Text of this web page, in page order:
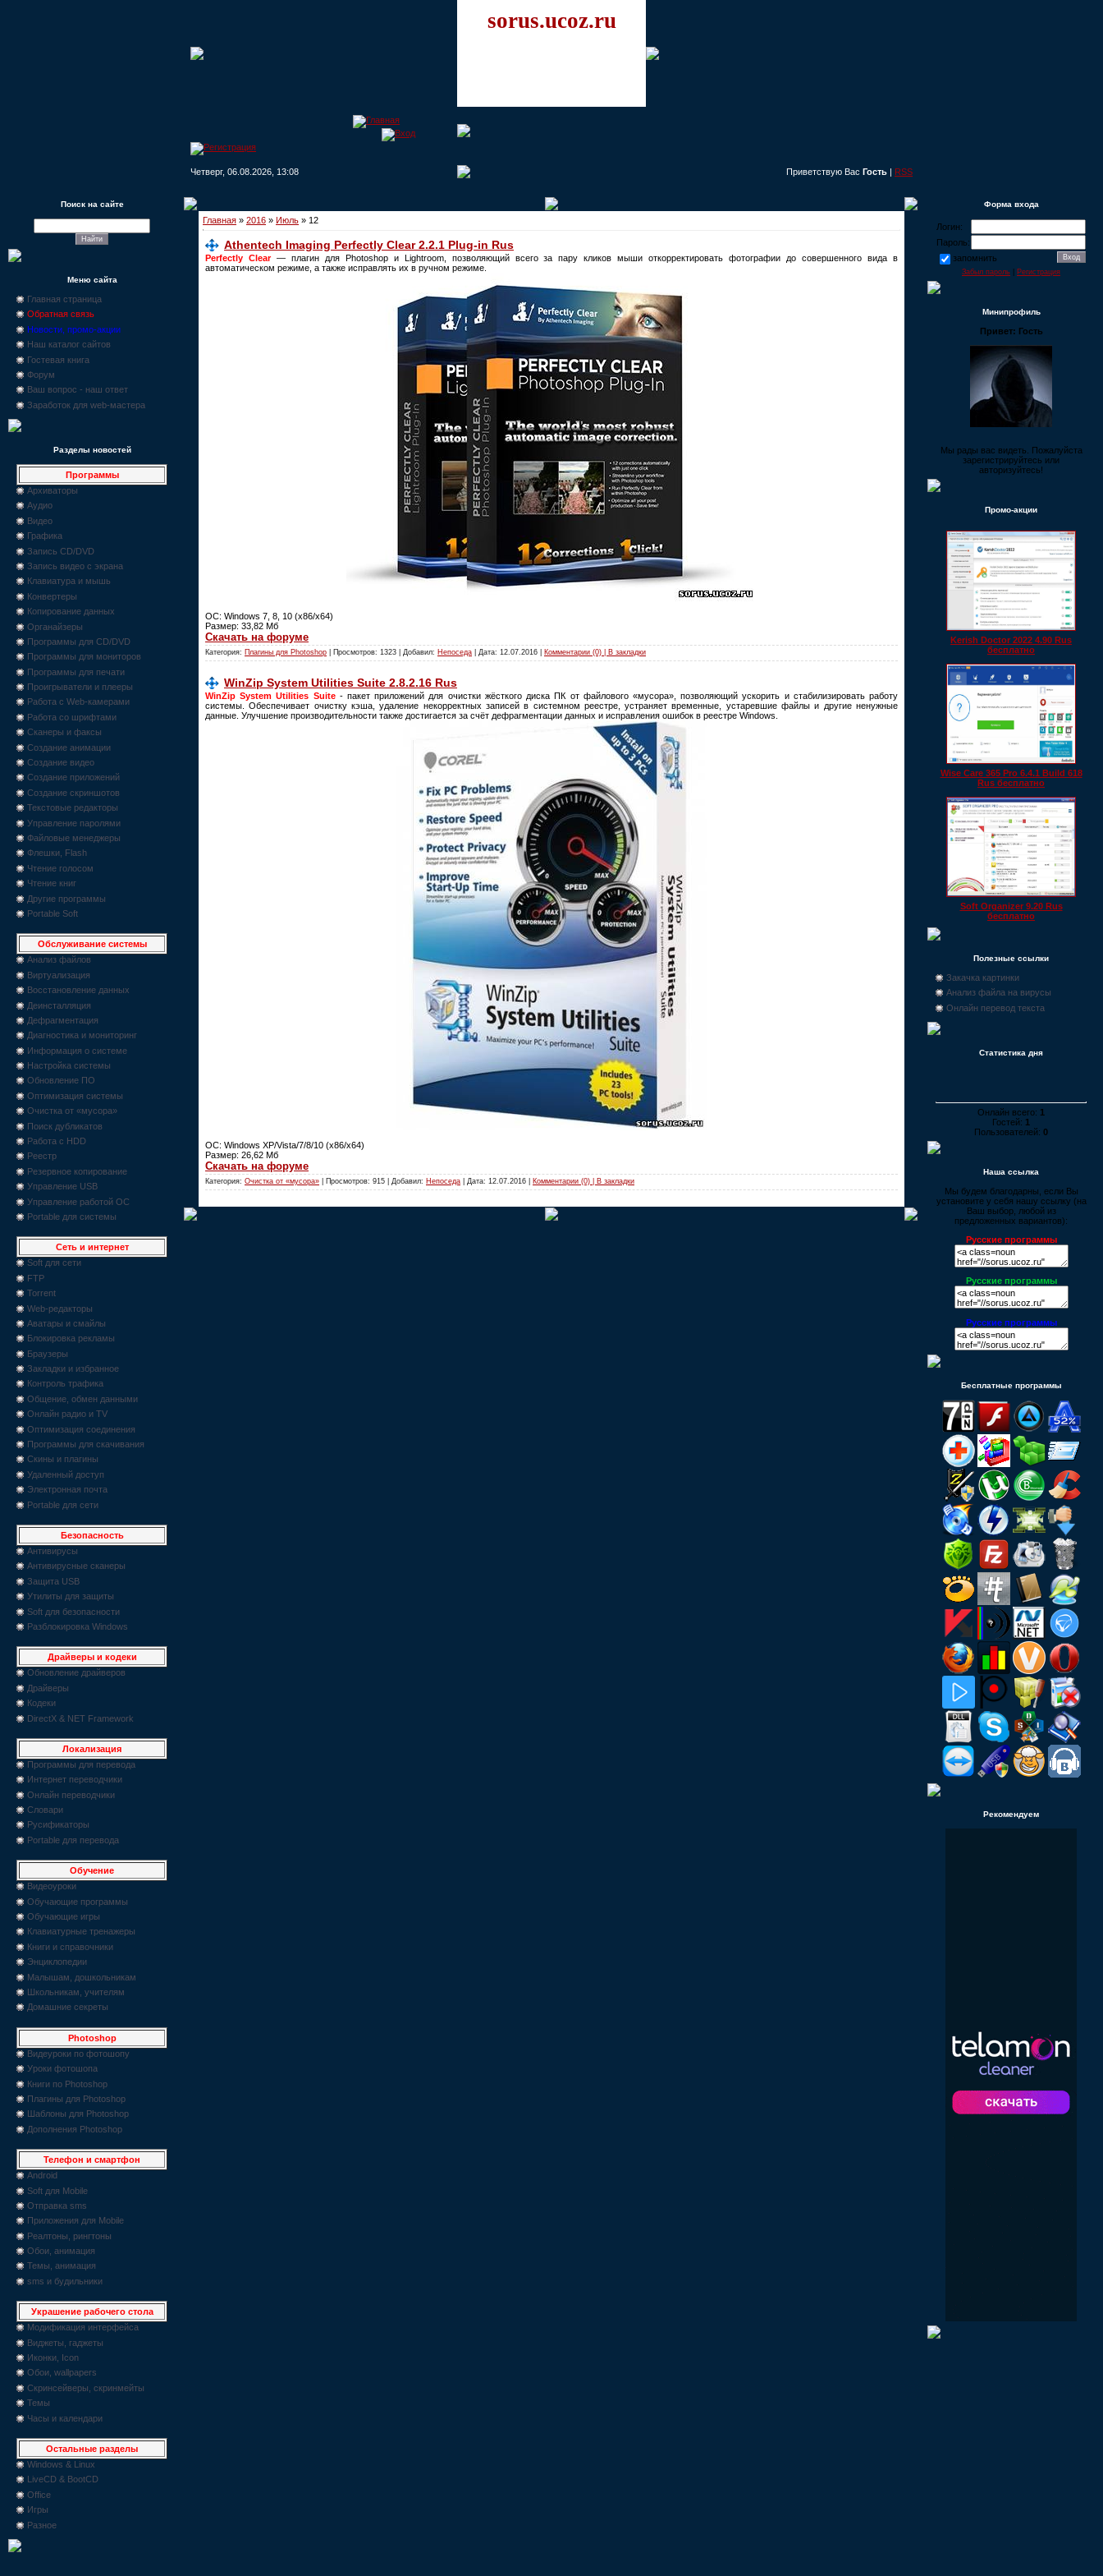
sorus.ucoz.ru
Четверг, 06.08.2026, 13:08 Приветствую Вас Гость | RSS
Поиск на сайте
Меню сайта
Главная страница
Обратная связь
Новости, промо-акции
Наш каталог сайтов
Гостевая книга
Форум
Ваш вопрос - наш ответ
Заработок для web-мастера
Разделы новостей
Программы
Архиваторы
Аудио
Видео
Графика
Запись CD/DVD
Запись видео с экрана
Клавиатура и мышь
Конвертеры
Копирование данных
Органайзеры
Программы для CD/DVD
Программы для мониторов
Программы для печати
Проигрыватели и плееры
Работа с Web-камерами
Работа со шрифтами
Сканеры и факсы
Создание анимации
Создание видео
Создание приложений
Создание скриншотов
Текстовые редакторы
Управление паролями
Файловые менеджеры
Флешки, Flash
Чтение голосом
Чтение книг
Другие программы
Portable Soft
Обслуживание системы
Анализ файлов
Виртуализация
Восстановление данных
Деинсталляция
Дефрагментация
Диагностика и мониторинг
Информация о системе
Настройка системы
Обновление ПО
Оптимизация системы
Очистка от «мусора»
Поиск дубликатов
Работа с HDD
Реестр
Резервное копирование
Управление USB
Управление работой ОС
Portable для системы
Сеть и интернет
Soft для сети
FTP
Torrent
Web-редакторы
Аватары и смайлы
Блокировка рекламы
Браузеры
Закладки и избранное
Контроль трафика
Общение, обмен данными
Онлайн радио и TV
Оптимизация соединения
Программы для скачивания
Скины и плагины
Удаленный доступ
Электронная почта
Portable для сети
Безопасность
Антивирусы
Антивирусные сканеры
Защита USB
Утилиты для защиты
Soft для безопасности
Разблокировка Windows
Драйверы и кодеки
Обновление драйверов
Драйверы
Кодеки
DirectX & NET Framework
Локализация
Программы для перевода
Интернет переводчики
Онлайн переводчики
Словари
Русификаторы
Portable для перевода
Обучение
Видеоуроки
Обучающие программы
Обучающие игры
Клавиатурные тренажеры
Книги и справочники
Энциклопедии
Малышам, дошкольникам
Школьникам, учителям
Домашние секреты
Photoshop
Видеуроки по фотошопу
Уроки фотошопа
Книги по Photoshop
Плагины для Photoshop
Шаблоны для Photoshop
Дополнения Photoshop
Телефон и смартфон
Android
Soft для Mobile
Отправка sms
Приложения для Mobile
Реалтоны, рингтоны
Обои, анимация
Темы, анимация
sms и будильники
Украшение рабочего стола
Модификация интерфейса
Виджеты, гаджеты
Иконки, Icon
Обои, wallpapers
Скринсейверы, скринмейты
Темы
Часы и календари
Остальные разделы
Windows & Linux
LiveCD & BootCD
Office
Игры
Разное
Главная » 2016 » Июль » 12
Athentech Imaging Perfectly Clear 2.2.1 Plug-in Rus
Perfectly Clear— плагин для Photoshop и Lightroom, позволяющий всего за пару кликов мыши откорректировать фотографии до совершенного вида в
автоматическом режиме, а также исправлять их в ручном режиме.
ОС: Windows 7, 8, 10 (x86/x64)
Размер: 33,82 Мб
Скачать на форуме
Категория: Плагины для Photoshop | Просмотров: 1323 | Добавил: Непоседа | Дата: 12.07.2016 Комментарии (0) | В закладки
WinZip System Utilities Suite 2.8.2.16 Rus
WinZip System Utilities Suite- пакет приложений для очистки жёсткого диска ПК от файлового «мусора», позволяющий ускорить и стабилизировать работу
системы. Обеспечивает очистку кэша, удаление некорректных записей в системном реестре, устраняет временные, устаревшие файлы и другие ненужные
данные. Улучшение производительности также достигается за счёт дефрагментации данных и исправления ошибок в реестре Windows.
ОС: Windows XP/Vista/7/8/10 (x86/x64)
Размер: 26,62 Мб
Скачать на форуме
Категория: Очистка от «мусора» | Просмотров: 915 | Добавил: Непоседа | Дата: 12.07.2016 Комментарии (0) | В закладки
Форма входа
Логин:
Пароль:
запомнить
Забыл пароль Регистрация
Минипрофиль
Привет: Гость
Мы рады вас видеть. Пожалуйста
зарегистрируйтесь или
авторизуйтесь!
Промо-акции
Kerish Doctor 2022 4.90 Rus
бесплатно
Wise Care 365 Pro 6.4.1 Build 618
Rus бесплатно
Soft Organizer 9.20 Rus
бесплатно
Полезные ссылки
Закачка картинки
Анализ файла на вирусы
Онлайн перевод текста
Статистика дня
Онлайн всего: 1
Гостей: 1
Пользователей: 0
Наша ссылка
Мы будем благодарны, если Вы
установите у себя нашу ссылку (на
Ваш выбор, любой из
предложенных вариантов):
Русские программы
Русские программы
Русские программы
Бесплатные программы
Рекомендуем